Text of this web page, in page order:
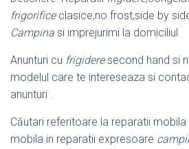
frigorificeclasice,no frost,side by
Campina si imprejurimi la domiciliul
Anunturi cu frigideresecond hand si
modelul care te intereseaza si
anunturi .
Căutari referitoare la reparatii mobila
mobila in reparatii expresoare